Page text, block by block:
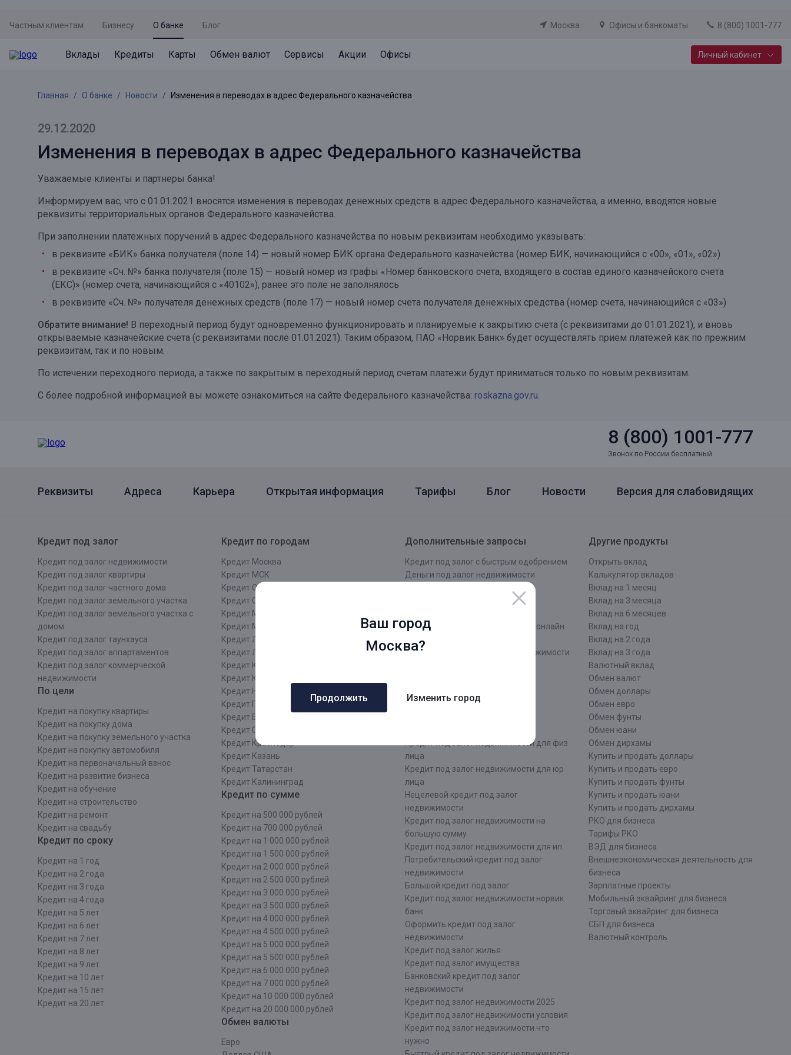
Ваш город
Москва?
Продолжить Изменить город
Частным клиентам Бизнесу О банке Блог Москва Офисы и банкоматы 8 (800) 1001-777
Вклады
Не упусти момент
Просто вклад
Накопительный
Фиксируй доход
Новый старт
Валютный плюс
Онлайн
Все вклады
Система страхования вкладов
Архив вкладов
Кредиты
Кредит под залог недвижимости
Рефинансирование
Кредит на автомобиль
Все кредиты
Привилегии для клиентов
Реструктуризация
Подбор новой недвижимости
Карты
Дебетовая карта с пакетом услуг
Премиальная карта Mir Supreme
Пенсионная карта
Все карты
Документы
Кешбэк
Обмен валют
Курсы валют
Бронирование валюты
Курсы валют ЦБ
Сервисы
Оплата кредита
Оценка недвижимости
Подбор новой недвижимости
Mir Pay
Госуслуги
Регистрация в ЕБС
Удаленная идентификация
Мобильное приложение
Подтверждение согласия через Госуслуги
Все сервисы
Акции
Акция «Приведи друга»
Акция «Ставка на бизнес»
Офисы Личный кабинет
Главная О банке Новости Изменения в переводах в адрес Федерального казначейства
29.12.2020
Изменения в переводах в адрес Федерального казначейства
Уважаемые клиенты и партнеры банка!
Информируем вас, что с 01.01.2021 вносятся изменения в переводах денежных средств в адрес Федерального казначейства, а именно, вводятся новые
реквизиты территориальных органов Федерального казначейства.
При заполнении платежных поручений в адрес Федерального казначейства по новым реквизитам необходимо указывать:
в реквизите «БИК» банка получателя (поле 14) — новый номер БИК органа Федерального казначейства (номер БИК, начинающийся с «00», «01», «02»)
в реквизите «Сч. №» банка получателя (поле 15) — новый номер из графы «Номер банковского счета, входящего в состав единого казначейского счета
(ЕКС)» (номер счета, начинающийся с «40102»), ранее это поле не заполнялось
в реквизите «Сч. №» получателя денежных средств (поле 17) — новый номер счета получателя денежных средства (номер счета, начинающийся с «03»)
Обратите внимание! В переходный период будут одновременно функционировать и планируемые к закрытию счета (с реквизитами до 01.01.2021), и вновь
открываемые казначейские счета (с реквизитами после 01.01.2021). Таким образом, ПАО «Норвик Банк» будет осуществлять прием платежей как по прежним
реквизитам, так и по новым.
По истечении переходного периода, а также по закрытым в переходный период счетам платежи будут приниматься только по новым реквизитам.
С более подробной информацией вы можете ознакомиться на сайте Федерального казначейства: roskazna.gov.ru.
8 (800) 1001-777
Звонок по России бесплатный
Реквизиты Адреса Карьера Открытая информация Тарифы Блог Новости Версия для слабовидящих
Кредит под залог
Кредит под залог недвижимости
Кредит под залог квартиры
Кредит под залог частного дома
Кредит под залог земельного участка
Кредит под залог земельного участка с
домом
Кредит под залог таунхауса
Кредит под залог аппартаментов
Кредит под залог коммерческой
недвижимости
По цели
Кредит на покупку квартиры
Кредит на покупку дома
Кредит на покупку земельного участка
Кредит на покупку автомобиля
Кредит на первоначальный взнос
Кредит на развитие бизнеса
Кредит на обучение
Кредит на строительcтво
Кредит на ремонт
Кредит на свадьбу
Кредит по сроку
Кредит на 1 год
Кредит на 2 года
Кредит на 3 года
Кредит на 4 года
Кредит на 5 лет
Кредит на 6 лет
Кредит на 7 лет
Кредит на 8 лет
Кредит на 9 лет
Кредит на 10 лет
Кредит на 15 лет
Кредит на 20 лет
Кредит по городам
Кредит Москва
Кредит МСК
Кредит Санкт - Петербург
Кредит СПБ
Кредит Московская область
Кредит МО
Кредит Ленинградская область
Кредит ЛО
Кредит Киров
Кредит Кировская область
Кредит Нижний Новгород
Кредит Пермь
Кредит Екатеринбург
Кредит Сочи
Кредит Краснодар
Кредит Казань
Кредит Татарстан
Кредит Калининград
Кредит по сумме
Кредит на 500 000 рублей
Кредит на 700 000 рублей
Кредит на 1 000 000 рублей
Кредит на 1 500 000 рублей
Кредит на 2 000 000 рублей
Кредит на 2 500 000 рублей
Кредит на 3 000 000 рублей
Кредит на 3 500 000 рублей
Кредит на 4 000 000 рублей
Кредит на 4 500 000 рублей
Кредит на 5 000 000 рублей
Кредит на 5 500 000 рублей
Кредит на 6 000 000 рублей
Кредит на 7 000 000 рублей
Кредит на 10 000 000 рублей
Кредит на 20 000 000 рублей
Обмен валюты
Евро
Дополнительные запросы
Кредит под залог с быстрым одобрением
Деньги под залог недвижимости
Рефинансирование под залог
Кредит под залог недвижимости онлайн
заявка
Срочный кредит под залог недвижимости
документы
Кредит под залог недвижимости для физ
лица
Кредит под залог недвижимости для юр
лица
Нецелевой кредит под залог
недвижимости
Кредит под залог недвижимости на
большую сумму
Кредит под залог недвижимости для ип
Потребительский кредит под залог
недвижимости
Большой кредит под залог
Кредит под залог недвижимости норвик
банк
Оформить кредит под залог
недвижимости
Кредит под залог жилья
Кредит под залог имущества
Банковский кредит под залог
недвижимости
Кредит под залог недвижимости 2025
Кредит под залог недвижимости условия
Кредит под залог недвижимости что
нужно
Другие продукты
Открыть вклад
Калькулятор вкладов
Вклад на 1 месяц
Вклад на 3 месяца
Вклад на 6 месяцев
Вклад на год
Вклад на 2 года
Вклад на 3 года
Валютный вклад
Обмен валют
Обмен доллары
Обмен евро
Обмен фунты
Обмен юани
Обмен дирхамы
Купить и продать доллары
Купить и продать евро
Купить и продать фунты
Купить и продать юани
Купить и продать дирхамы
РКО для бизнеса
Тарифы РКО
ВЭД для бизнеса
Внешнеэкономическая деятельность для
бизнеса
Зарплатные проекты
Мобильный эквайринг для бизнеса
Торговый эквайринг для бизнеса
СБП для бизнеса
Валютный контроль